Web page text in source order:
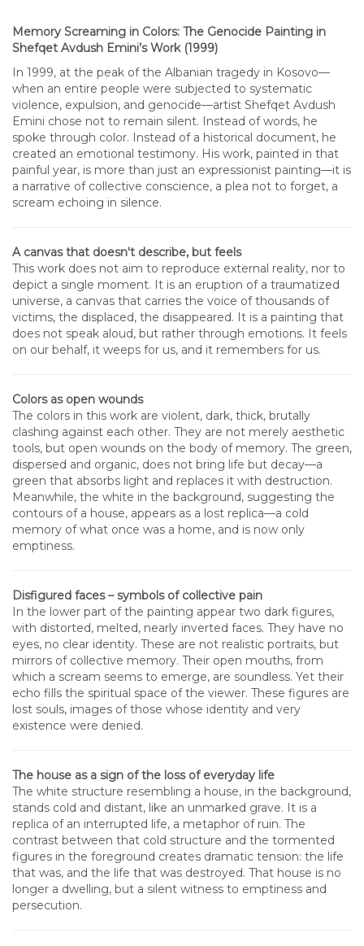
Memory Screaming in Colors: The Genocide Painting in
Shefqet Avdush Emini’s Work (1999)
In 1999, at the peak of the Albanian tragedy in Kosovo—
when an entire people were subjected to systematic
violence, expulsion, and genocide—artist Shefqet Avdush
Emini chose not to remain silent. Instead of words, he
spoke through color. Instead of a historical document, he
created an emotional testimony. His work, painted in that
painful year, is more than just an expressionist painting—it is
a narrative of collective conscience, a plea not to forget, a
scream echoing in silence.
A canvas that doesn't describe, but feels
This work does not aim to reproduce external reality, nor to
depict a single moment. It is an eruption of a traumatized
universe, a canvas that carries the voice of thousands of
victims, the displaced, the disappeared. It is a painting that
does not speak aloud, but rather through emotions. It feels
on our behalf, it weeps for us, and it remembers for us.
Colors as open wounds
The colors in this work are violent, dark, thick, brutally
clashing against each other. They are not merely aesthetic
tools, but open wounds on the body of memory. The green,
dispersed and organic, does not bring life but decay—a
green that absorbs light and replaces it with destruction.
Meanwhile, the white in the background, suggesting the
contours of a house, appears as a lost replica—a cold
memory of what once was a home, and is now only
emptiness.
Disfigured faces – symbols of collective pain
In the lower part of the painting appear two dark figures,
with distorted, melted, nearly inverted faces. They have no
eyes, no clear identity. These are not realistic portraits, but
mirrors of collective memory. Their open mouths, from
which a scream seems to emerge, are soundless. Yet their
echo fills the spiritual space of the viewer. These figures are
lost souls, images of those whose identity and very
existence were denied.
The house as a sign of the loss of everyday life
The white structure resembling a house, in the background,
stands cold and distant, like an unmarked grave. It is a
replica of an interrupted life, a metaphor of ruin. The
contrast between that cold structure and the tormented
figures in the foreground creates dramatic tension: the life
that was, and the life that was destroyed. That house is no
longer a dwelling, but a silent witness to emptiness and
persecution.